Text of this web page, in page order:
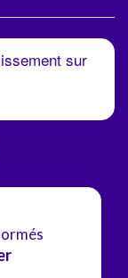
sur